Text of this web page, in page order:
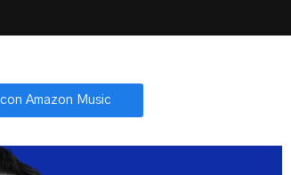
Amazon Music